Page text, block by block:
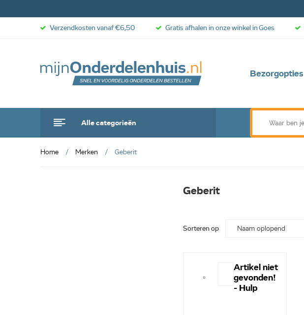
Bezorgopties
Alle categorieën
Verzendkosten vanaf €6,50 Gratis afhalen in onze winkel in Goes
Home Merken Geberit
Geberit
Sorteren op
Artikel niet
gevonden!
- Hulp